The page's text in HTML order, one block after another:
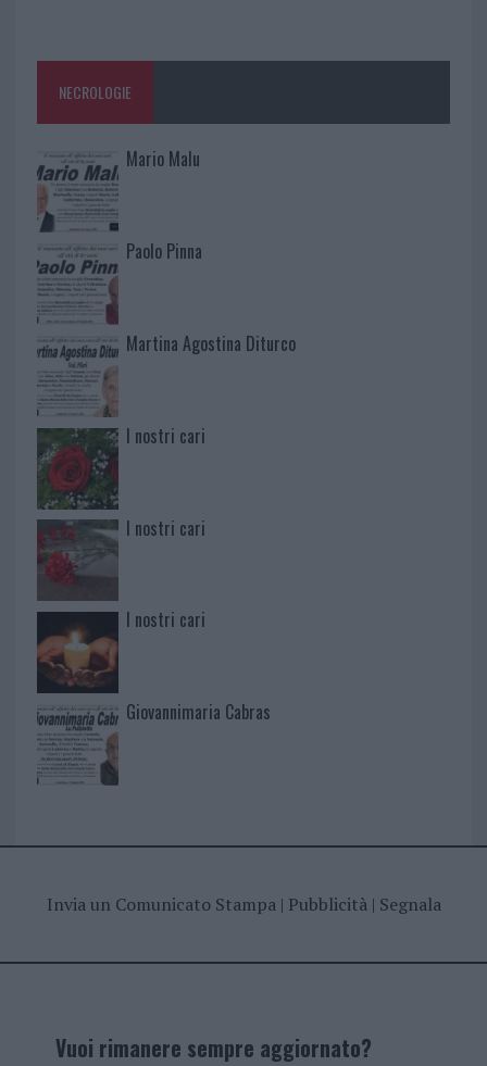
NECROLOGIE
Mario Malu
Paolo Pinna
Martina Agostina Diturco
I nostri cari
I nostri cari
I nostri cari
Giovannimaria Cabras
Invia un Comunicato Stampa| Pubblicità| Segnala
Vuoi rimanere sempre aggiornato?